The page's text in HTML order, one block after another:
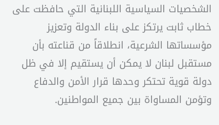
الشخصيات السياسية اللبنانية التي حافظت على
خطاب ثابت يرتكز على بناء الدولة وتعزيز
مؤسساتها الشرعية، انطلاقاً من قناعته بأن
مستقبل لبنان لا يمكن أن يستقيم إلا في ظل
دولة قوية تحتكر وحدها قرار الأمن والدفاع
وتؤمن المساواة بين جميع المواطنين.